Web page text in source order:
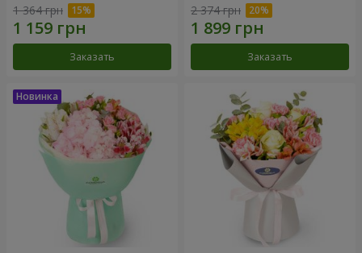
1 364 грн
Заказать
2 374 грн
Заказать